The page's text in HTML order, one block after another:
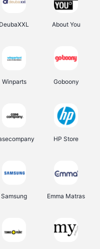
DeubaXXL About You
Winparts Goboony
HP Store
Samsung Emma Matras